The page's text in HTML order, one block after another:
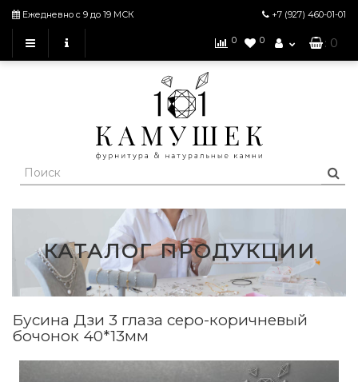
Ежедневно с 9 до 19 МСК +7 (927) 460-01-01
0 0 : 0
КАТАЛОГ ПРОДУКЦИИ
Бусина Дзи 3 глаза серо-коричневый
бочонок 40*13мм